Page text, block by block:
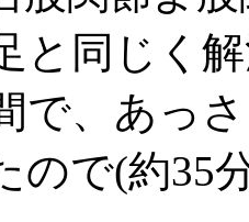
と同じく
で、あっ
ので(約35